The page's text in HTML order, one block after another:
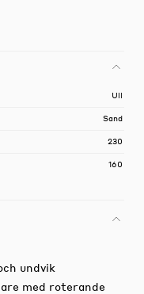
Ull
Sand
230
160
undvik
med roterande